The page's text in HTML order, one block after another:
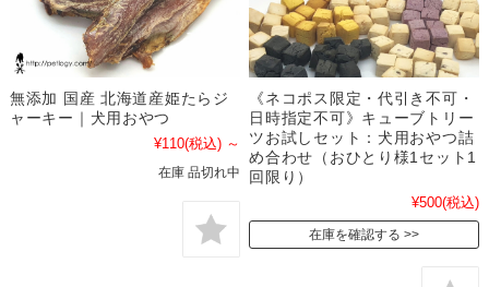
無添加 国産 北海道産姫たらジ
ャーキー｜犬用おやつ
¥110(税込) ～
在庫 品切れ中
《ネコポス限定・代引き不可・
日時指定不可》キューブトリー
ツお試しセット：犬用おやつ詰
め合わせ（おひとり様1セット1
回限り）
¥500(税込)
在庫を確認する